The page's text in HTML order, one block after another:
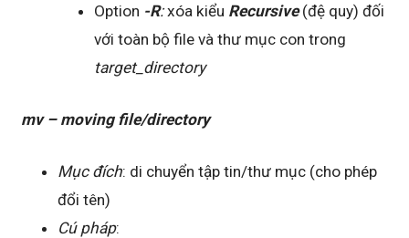
Option -R:xóa kiểu Recursive(đệ quy) đối
với toàn bộ file và thư mục con trong
target_directory
mv – moving file/directory
Mục đích: di chuyển tập tin/thư mục (cho phép
đổi tên)
Cú pháp: